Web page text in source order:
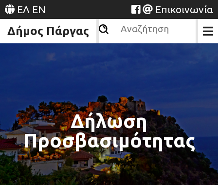
ΕΛ EN Επικοινωνία
Δήμος Πάργας
Δήλωση
Προσβασιμότητας